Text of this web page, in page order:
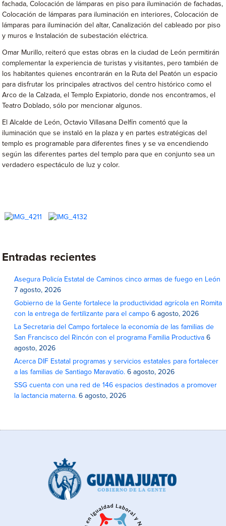
fachada, Colocación de lámparas en piso para iluminación de fachadas,
Colocación de lámparas para iluminación en interiores, Colocación de
lámparas para iluminación del altar, Canalización del cableado por piso
y muros e Instalación de subestación eléctrica.
Omar Murillo, reiteró que estas obras en la ciudad de León permitirán
complementar la experiencia de turistas y visitantes, pero también de
los habitantes quienes encontrarán en la Ruta del Peatón un espacio
para disfrutar los principales atractivos del centro histórico como el
Arco de la Calzada, el Templo Expiatorio, donde nos encontramos, el
Teatro Doblado, sólo por mencionar algunos.
El Alcalde de León, Octavio Villasana Delfín comentó que la
iluminación que se instaló en la plaza y en partes estratégicas del
templo es programable para diferentes fines y se va encendiendo
según las diferentes partes del templo para que en conjunto sea un
verdadero espectáculo de luz y color.
Entradas recientes
Asegura Policía Estatal de Caminos cinco armas de fuego en León
7 agosto, 2026
Gobierno de la Gente fortalece la productividad agrícola en Romita
con la entrega de fertilizante para el campo 6 agosto, 2026
La Secretaria del Campo fortalece la economía de las familias de
San Francisco del Rincón con el programa Familia Productiva 6
agosto, 2026
Acerca DIF Estatal programas y servicios estatales para fortalecer
a las familias de Santiago Maravatío. 6 agosto, 2026
SSG cuenta con una red de 146 espacios destinados a promover
la lactancia materna. 6 agosto, 2026